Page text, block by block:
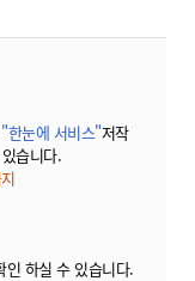
"한눈에 서비스"저작
습니다.
하실 수 있습니다.